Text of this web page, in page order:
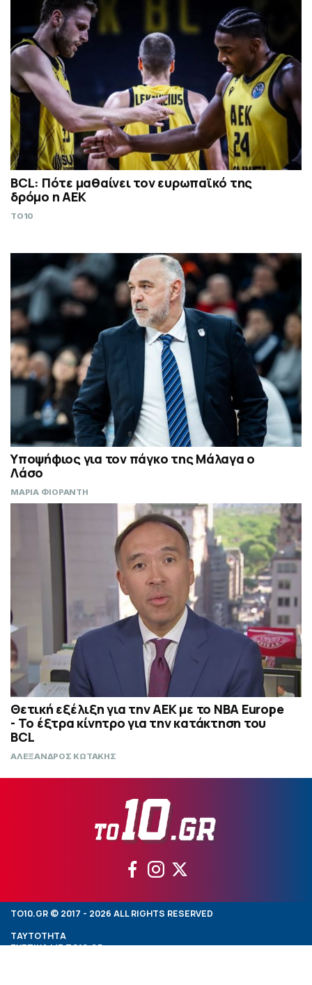
BCL: Πότε μαθαίνει τον ευρωπαϊκό της
δρόμο η ΑΕΚ
TO10
Υποψήφιος για τον πάγκο της Μάλαγα ο
Λάσο
ΜΑΡΙΑ ΦΙΟΡΑΝΤΗ
Θετική εξέλιξη για την ΑΕΚ με το NBA Europe
- Το έξτρα κίνητρο για την κατάκτηση του
BCL
ΑΛΕΞΑΝΔΡΟΣ ΚΩΤΑΚΗΣ
TO10.GR © 2017 - 2026 ALL RIGHTS RESERVED
ΤΑΥΤΟΤΗΤΑ
ΣΧΕΤΙΚΑ ΜΕ TO10.GR